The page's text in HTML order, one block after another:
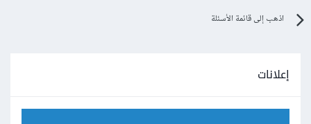
اذهب إلى قائمة الأسئلة
إعلانات